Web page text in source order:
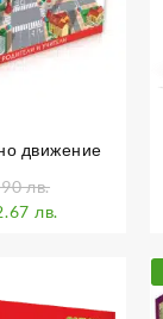
движение
лв.
лв.